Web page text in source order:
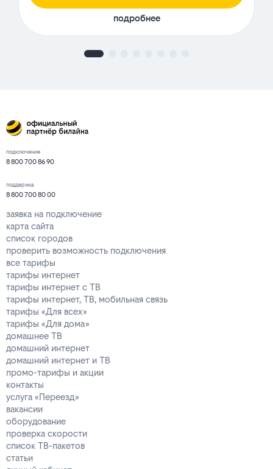
подробнее
подключение
8 800 700 86 90
поддержка
8 800 700 80 00
заявка на подключение
карта сайта
список городов
проверить возможность подключения
все тарифы
тарифы интернет
тарифы интернет с ТВ
тарифы интернет, ТВ, мобильная связь
тарифы «Для всех»
тарифы «Для дома»
домашнее ТВ
домашний интернет
домашний интернет и ТВ
промо-тарифы и акции
контакты
услуга «Переезд»
вакансии
оборудование
проверка скорости
список ТВ-пакетов
статьи